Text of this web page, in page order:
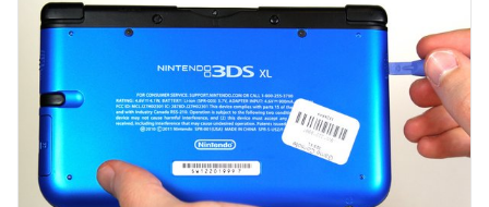
댓글 달기